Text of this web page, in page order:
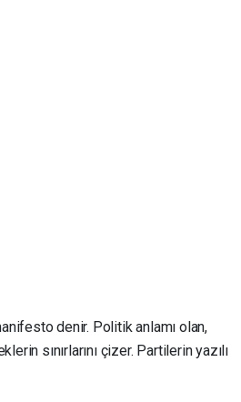
denir. Politik anlamı olan,
sınırlarını çizer. Partilerin yazılı